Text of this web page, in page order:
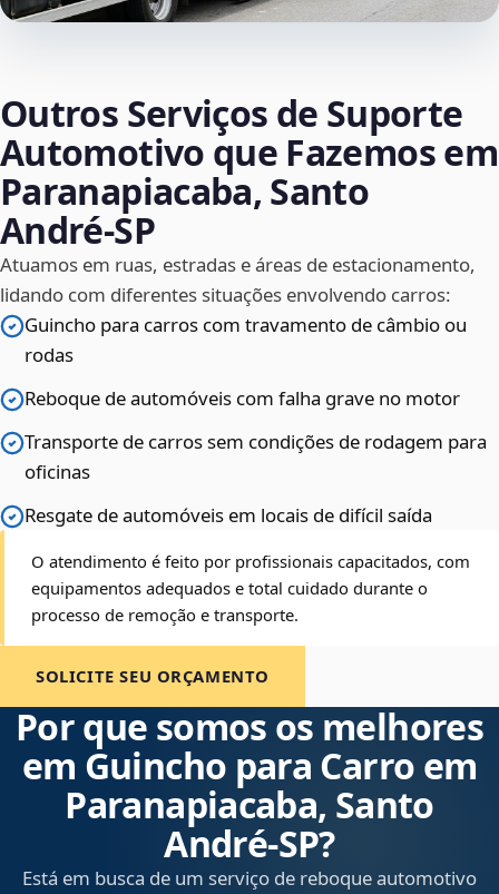
Outros Serviços de Suporte
Automotivo que Fazemos em
Paranapiacaba, Santo
André‑SP
Atuamos em ruas, estradas e áreas de estacionamento,
lidando com diferentes situações envolvendo carros:
Guincho para carros com travamento de câmbio ou
rodas
Reboque de automóveis com falha grave no motor
Transporte de carros sem condições de rodagem para
oficinas
Resgate de automóveis em locais de difícil saída
O atendimento é feito por profissionais capacitados, com
equipamentos adequados e total cuidado durante o
processo de remoção e transporte.
SOLICITE SEU ORÇAMENTO
Por que somos os melhores
em Guincho para Carro em
Paranapiacaba, Santo
André‑SP?
Está em busca de um serviço de reboque automotivo